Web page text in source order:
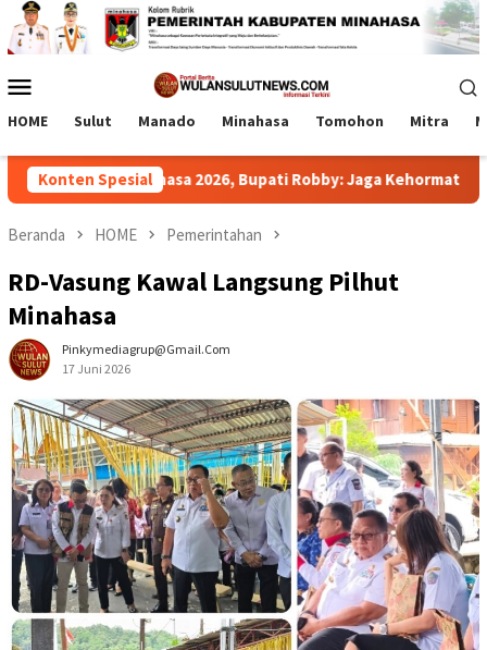
Loncat
ke
konten
Mobile
HOME Sulut Manado Minahasa Tomohon Mitra
Konten Spesial
Minahasa 2026, Bupati Robby: Jaga Kehormatan dan
Beranda HOME Pemerintahan
RD-Vasung Kawal Langsung Pilhut
Minahasa
Pinkymediagrup@gmail.com
17 Juni 2026